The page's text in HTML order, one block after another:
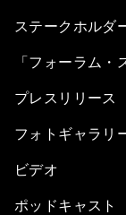
ステークホルダ
「フォーラム・
プレスリリース
フォトギャラリ
ビデオ
ポッドキャスト